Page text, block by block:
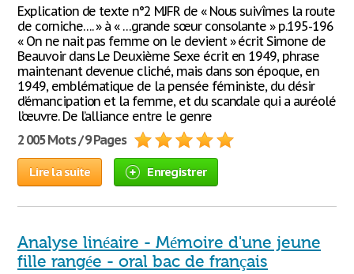
Explication de texte n°2 MJFR de « Nous suivîmes la route
de corniche…. » à « …grande sœur consolante » p.195-196
« On ne nait pas femme on le devient » écrit Simone de
Beauvoir dans Le Deuxième Sexe écrit en 1949, phrase
maintenant devenue cliché, mais dans son époque, en
1949, emblématique de la pensée féministe, du désir
d’émancipation et la femme, et du scandale qui a auréolé
l’œuvre. De l’alliance entre le genre
2 005 Mots / 9 Pages
Lire la suite Enregistrer
Analyse linéaire - Mémoire d'une jeune
fille rangée - oral bac de français